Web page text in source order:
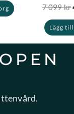
7 099kr
Lägg